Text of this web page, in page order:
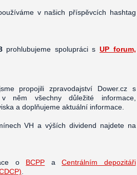
v našich příspěvcích hashtag
prohlubujeme spolupráci sUP forum,
propojili zpravodajství Dower.cz s
něm všechny důležité informace,
a doplňujeme aktuální informace.
VH a výších dividend najdete na
o BCPP aCentrálním depozitáři